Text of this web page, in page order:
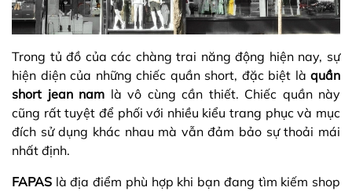
Trong tủ đồ của các chàng trai năng động hiện nay, sự
hiện diện của những chiếc quần short, đặc biệt là quần
short jean nam là vô cùng cần thiết. Chiếc quần này
cũng rất tuyệt để phối với nhiều kiểu trang phục và mục
đích sử dụng khác nhau mà vẫn đảm bảo sự thoải mái
nhất định.
FAPAS là địa điểm phù hợp khi bạn đang tìm kiếm shop